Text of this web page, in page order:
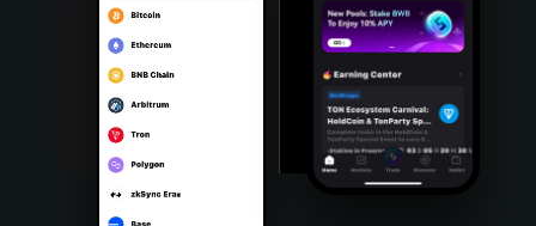
Português (Portugal)
Bahasa Indonesia